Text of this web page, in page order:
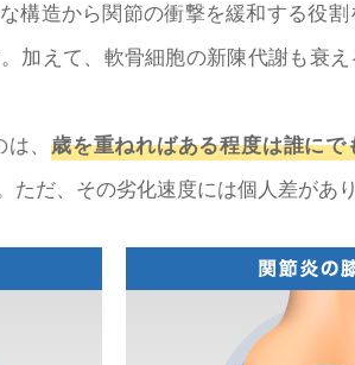
構造から関節の衝撃を緩和する役割
加えて、軟骨細胞の新陳代謝も衰え
は、歳を重ねればある程度は誰にで
ただ、その劣化速度には個人差があり